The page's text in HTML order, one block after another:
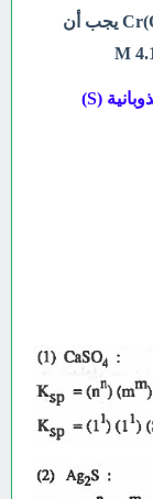
يجب أن
أوجد العلاقة بين حـاصل الإذابة والذوبانية (S)